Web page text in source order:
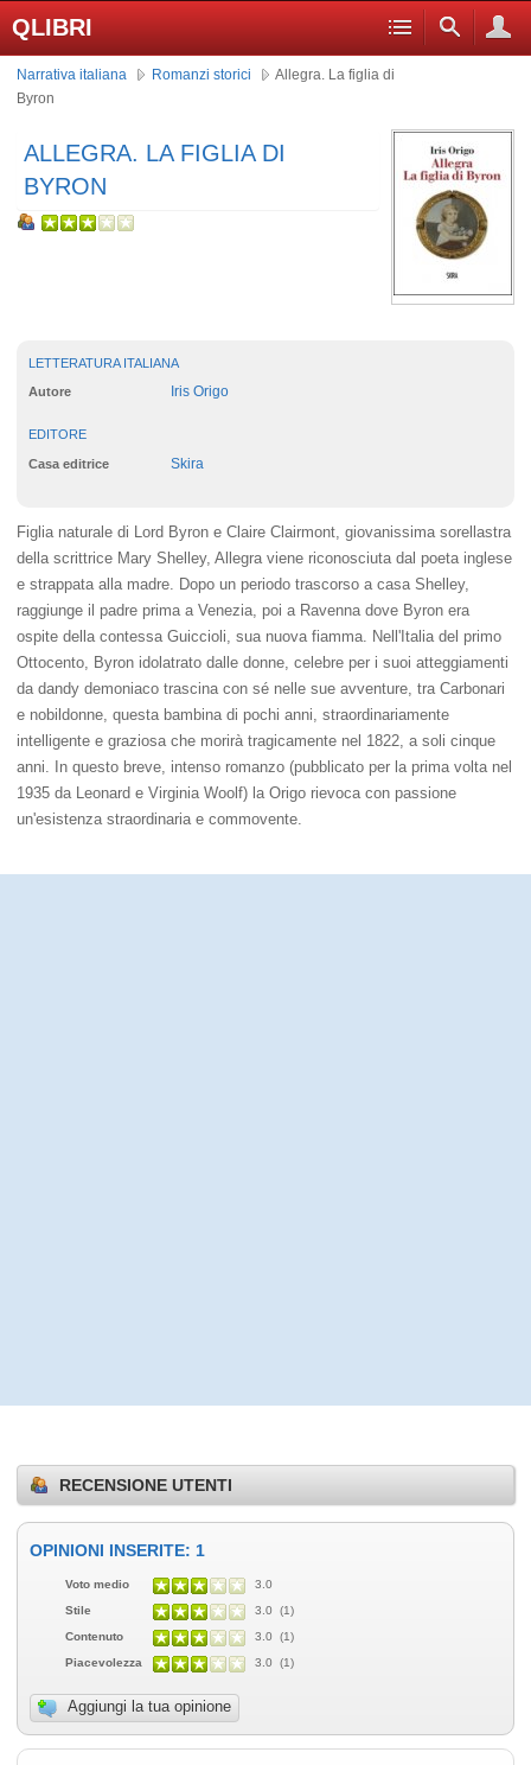
QLIBRI
Narrativa italiana Romanzi storici
Allegra. La figlia di
Byron
ALLEGRA. LA FIGLIA DI
BYRON
LETTERATURA ITALIANA
Autore Iris Origo
EDITORE
Casa editrice Skira
Figlia naturale di Lord Byron e Claire Clairmont, giovanissima sorellastra
della scrittrice Mary Shelley, Allegra viene riconosciuta dal poeta inglese
e strappata alla madre. Dopo un periodo trascorso a casa Shelley,
raggiunge il padre prima a Venezia, poi a Ravenna dove Byron era
ospite della contessa Guiccioli, sua nuova fiamma. Nell'Italia del primo
Ottocento, Byron idolatrato dalle donne, celebre per i suoi atteggiamenti
da dandy demoniaco trascina con sé nelle sue avventure, tra Carbonari
e nobildonne, questa bambina di pochi anni, straordinariamente
intelligente e graziosa che morirà tragicamente nel 1822, a soli cinque
anni. In questo breve, intenso romanzo (pubblicato per la prima volta nel
1935 da Leonard e Virginia Woolf) la Origo rievoca con passione
un'esistenza straordinaria e commovente.
RECENSIONE UTENTI
OPINIONI INSERITE: 1
Voto medio
3.0
Stile
3.0 (1)
Contenuto
3.0 (1)
Piacevolezza
3.0 (1)
Aggiungi la tua opinione